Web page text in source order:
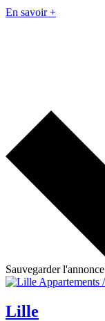
En savoir +
Sauvegarder l'annonce
Lille